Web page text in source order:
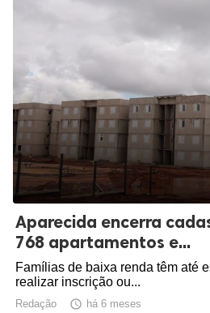
Aparecida encerra
768 apartamentos e...
Famílias de baixa renda têm até
realizar inscrição ou...
Redação  há 6 meses